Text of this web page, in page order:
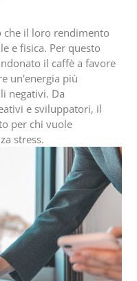
che il loro rendimento
e fisica. Per questo
il caffè a favore
un'energia più
negativi. Da
e sviluppatori, il
per chi vuole
stress.